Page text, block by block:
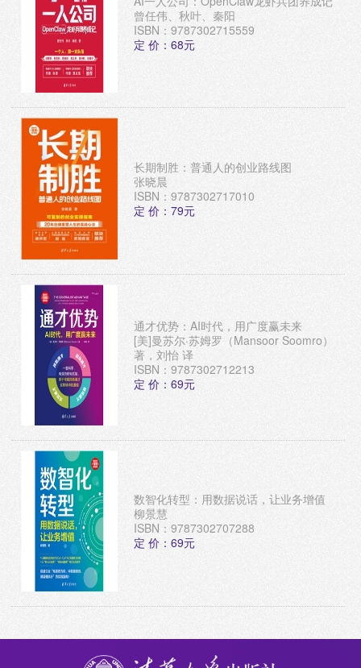
曾任伟、秋叶、秦阳
ISBN：9787302715559
定 价：68元
长期制胜：普通人的创业路线图
张晓晨
ISBN：9787302717010
定 价：79元
通才优势：AI时代，用广度赢未来
[美]曼苏尔·苏姆罗（Mansoor Soomro）
著，刘怡 译
ISBN：9787302712213
定 价：69元
数智化转型：用数据说话，让业务增值
柳景慧
ISBN：9787302707288
定 价：69元